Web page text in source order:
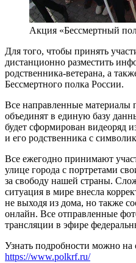
Акция «Бессмертный
Для того, чтобы принять
дистанционно разместить
родственника-ветерана, а
Бессмертного полка России.
Все направленные материалы
объединят в единую базу
будет сформирован видеоряд
и его родственника с
Все ежегодно принимают
улице города с портретами
за свободу нашей страны.
ситуация в мире внесла
не выходя из дома, но также
онлайн. Все отправленные
трансляции в эфире
Узнать подробности можно на
https://www.polkrf.ru/